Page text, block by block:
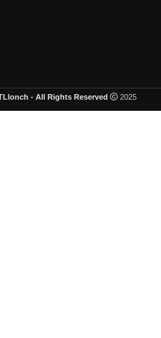
- All Rights Reserved 2025